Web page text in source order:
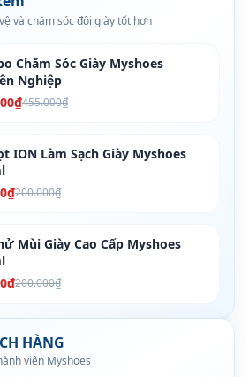
và chăm sóc đôi giày tốt hơn
Chăm Sóc Giày Myshoes
Nghiệp
455.000₫
ION Làm Sạch Giày Myshoes
200.000₫
Mùi Giày Cao Cấp Myshoes
200.000₫
HÀNG
viên Myshoes